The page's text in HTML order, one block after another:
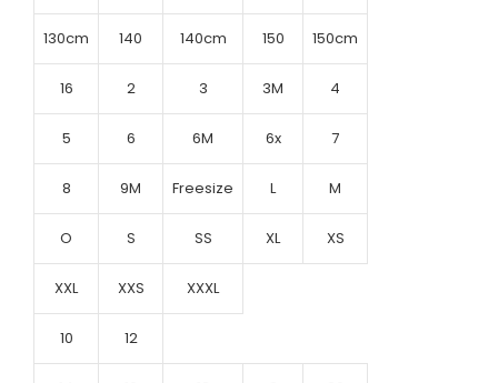
130cm 140 140cm 150 150cm
16 2 3 3M 4
5 6 6M 6x 7
8 9M Freesize L M
O S SS XL XS
XXL XXS XXXL
10 12